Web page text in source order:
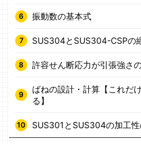
振動数の基本式
SUS304とSUS304-CSPの
許容せん断応力が引張強さ
ばねの設計・計算【これだ
る】
SUS301とSUS304の加工